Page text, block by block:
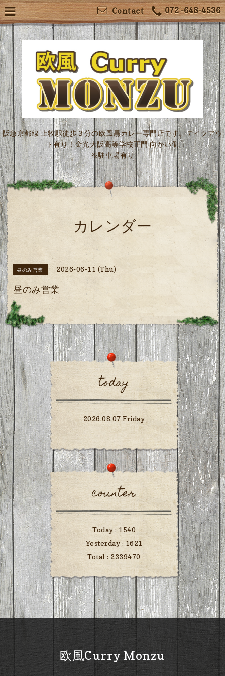
072 -648-4536
Contact
阪急京都線 上牧駅徒歩３分の欧風黒カレー専門店です。テイクアウ
ト有り！金光大阪高等学校正門 向かい側
※駐車場有り
カレンダー
昼のみ営業 2026-06-11 (Thu)
昼のみ営業
today
2026.08.07 Friday
counter
Today : 1540
Yesterday : 1621
Total : 2339470
欧風Curry Monzu